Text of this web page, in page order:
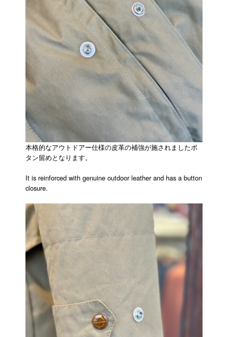
本格的なアウトドアー仕様の皮革の補強が施されましたボ
タン留めとなります。
It is reinforced with genuine outdoor leather and has a button
closure.